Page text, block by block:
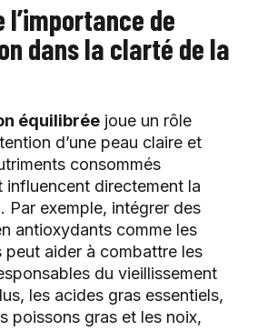
l’importance de
dans la clarté de la
équilibrée joue un rôle
d’une peau claire et
consommés
influencent directement la
Par exemple, intégrer des
antioxydants comme les
peut aider à combattre les
du vieillissement
les acides gras essentiels,
poissons gras et les noix,